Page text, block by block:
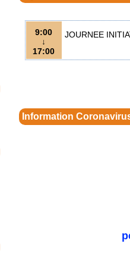
9:00
↓
17:00
JOURNEE
Information